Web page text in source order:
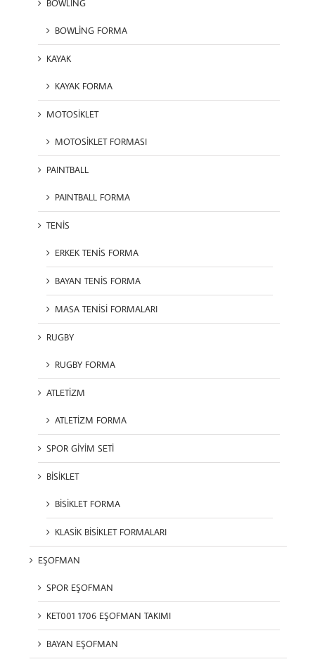
BOWLİNG
BOWLİNG FORMA
KAYAK
KAYAK FORMA
MOTOSİKLET
MOTOSİKLET FORMASI
PAINTBALL
PAINTBALL FORMA
TENİS
ERKEK TENİS FORMA
BAYAN TENİS FORMA
MASA TENİSİ FORMALARI
RUGBY
RUGBY FORMA
ATLETİZM
ATLETİZM FORMA
SPOR GİYİM SETİ
BİSİKLET
BİSİKLET FORMA
KLASİK BİSİKLET FORMALARI
EŞOFMAN
SPOR EŞOFMAN
KET001 1706 EŞOFMAN TAKIMI
BAYAN EŞOFMAN